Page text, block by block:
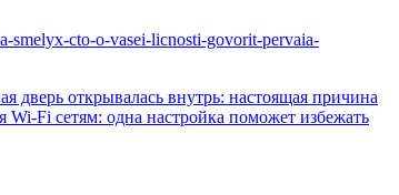
smelyx-cto-o-vasei-licnosti-govorit-pervaia-
дверь открывалась внутрь: настоящая причина
Wi-Fi сетям: одна настройка поможет избежать